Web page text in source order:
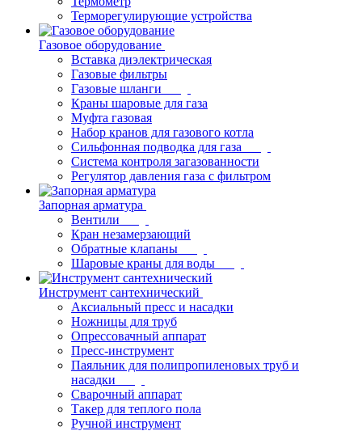
Терморегулирующие устройства
Газовое оборудование
Вставка диэлектрическая
Газовые фильтры
Газовые шланги
Краны шаровые для газа
Муфта газовая
Набор кранов для газового котла
Сильфонная подводка для газа
Система контроля загазованности
Регулятор давления газа с фильтром
Запорная арматура
Вентили
Кран незамерзающий
Обратные клапаны
Шаровые краны для воды
Инструмент сантехнический
Аксиальный пресс и насадки
Ножницы для труб
Опрессовачный аппарат
Пресс-инструмент
Паяльник для полипропиленовых труб и
насадки
Сварочный аппарат
Такер для теплого пола
Ручной инструмент